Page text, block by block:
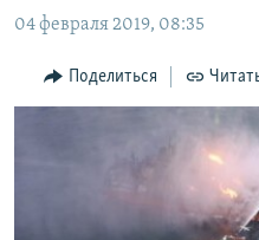
главной
навигации
Вернутся
11 ЛЕТ ОККУПАЦИИ КРЫМА.
ЕЩЕ
ИНТЕРАКТИВ
ТЕЛЕПРОЕКТ КРЫМ.РЕАЛИИ
СОВЕТЫ ПРАВОЗАЩИТНИКОВ
РАДІО СВОБОДА
КАК ОБОЙТИ
Qırımtatar
04 февраля 2019, 08:35
Поделиться